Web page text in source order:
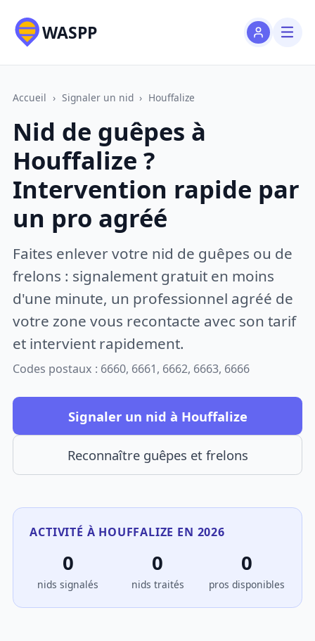
WASPP
Accueil › Signaler un nid › Houffalize
Nid de guêpes à
Houffalize ?
Intervention rapide par
un pro agréé
Faites enlever votre nid de guêpes ou de
frelons : signalement gratuit en moins
d'une minute, un professionnel agréé de
votre zone vous recontacte avec son tarif
et intervient rapidement.
Codes postaux : 6660, 6661, 6662, 6663, 6666
Signaler un nid à Houffalize
Reconnaître guêpes et frelons
ACTIVITÉ À HOUFFALIZE EN 2026
0
nids signalés
0
nids traités
0
pros disponibles